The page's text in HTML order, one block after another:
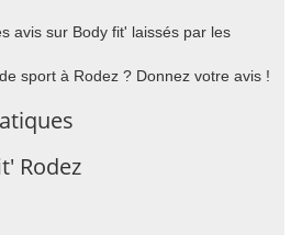
avis sur Body fit' laissés par les
sport à Rodez ? Donnez votre avis !
Rodez